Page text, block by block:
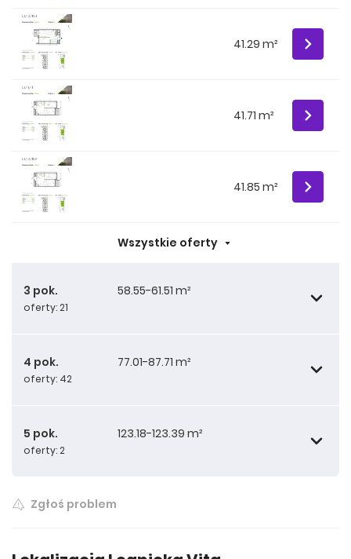
41.29 m²
41.71 m²
41.85 m²
Wszystkie oferty
3 pok.
oferty: 21
58.55-61.51 m²
4 pok.
oferty: 42
77.01-87.71 m²
5 pok.
oferty: 2
123.18-123.39 m²
Zgłoś problem